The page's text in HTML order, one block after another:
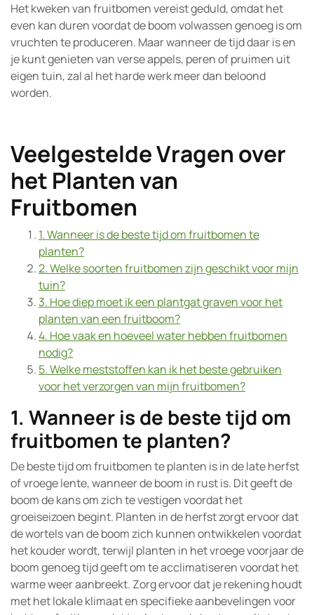
Het kweken van fruitbomen vereist geduld, omdat het
even kan duren voordat de boom volwassen genoeg is om
vruchten te produceren. Maar wanneer de tijd daar is en
je kunt genieten van verse appels, peren of pruimen uit
eigen tuin, zal al het harde werk meer dan beloond
worden.
Veelgestelde Vragen over
het Planten van
Fruitbomen
1. Wanneer is de beste tijd om fruitbomen te
planten?
2. Welke soorten fruitbomen zijn geschikt voor mijn
tuin?
3. Hoe diep moet ik een plantgat graven voor het
planten van een fruitboom?
4. Hoe vaak en hoeveel water hebben fruitbomen
nodig?
5. Welke meststoffen kan ik het beste gebruiken
voor het verzorgen van mijn fruitbomen?
1. Wanneer is de beste tijd om
fruitbomen te planten?
De beste tijd om fruitbomen te planten is in de late herfst
of vroege lente, wanneer de boom in rust is. Dit geeft de
boom de kans om zich te vestigen voordat het
groeiseizoen begint. Planten in de herfst zorgt ervoor dat
de wortels van de boom zich kunnen ontwikkelen voordat
het kouder wordt, terwijl planten in het vroege voorjaar de
boom genoeg tijd geeft om te acclimatiseren voordat het
warme weer aanbreekt. Zorg ervoor dat je rekening houdt
met het lokale klimaat en specifieke aanbevelingen voor